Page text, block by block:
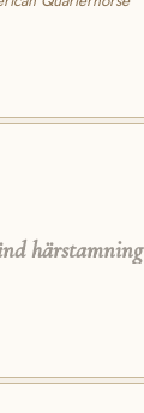
härstamning